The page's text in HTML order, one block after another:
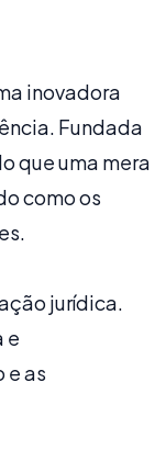
inovadora
Fundada
que uma mera
como os
jurídica.
e
e as